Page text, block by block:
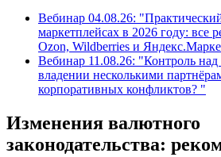
Вебинар 04.08.26:
маркетплейсах в 2026 году: все
Ozon, Wildberries и
Вебинар 11.08.26: "Контроль
владении несколькими
корпоративных конфликтов? "
Изменения валютного
законодательства: